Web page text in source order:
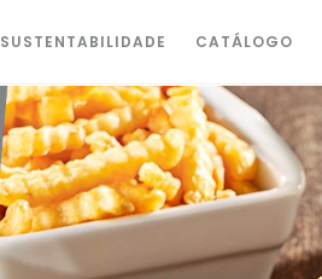
SUSTENTABILIDADE CATÁLOGO